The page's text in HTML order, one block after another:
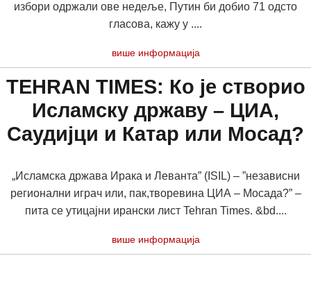
избори одржали ове недеље, Путин би добио 71 одсто
гласова, кажу у ....
више информација
TEHRAN TIMES: Ко је створио
Исламску државу – ЦИА,
Саудијци и Катар или Мосад?
„Исламска држава Ирака и Леванта” (ISIL) – ”независни
регионални играч или, пак,творевина ЦИА – Мосада?” –
пита се утицајни ирански лист Tehran Times. &bd....
више информација